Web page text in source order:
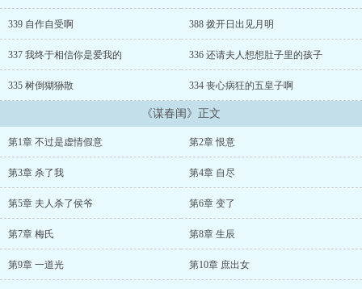
笑，“心门一闭再难开，请君且带真心来！”...
339 自作自受啊 388 拨开日出见月明
337 我终于相信你是爱我的 336 还请夫人想想肚子里的孩子
335 树倒猢狲散 334 丧心病狂的五皇子啊
《谋春闺》正文
第1章 不过是虚情假意 第2章 恨意
第3章 杀了我 第4章 自尽
第5章 夫人杀了侯爷 第6章 变了
第7章 梅氏 第8章 生辰
第9章 一道光 第10章 庶出女